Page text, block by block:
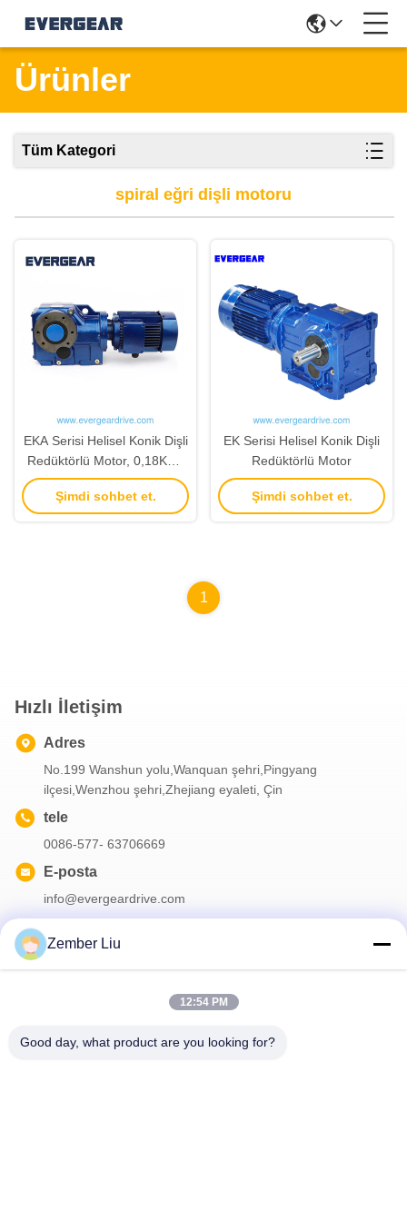
Ürünler
Tüm Kategori
spiral eğri dişli motoru
EKA Serisi Helisel Konik Dişli
Redüktörlü Motor, 0,18KW-
200KW Güç Aralığı ve 5-
33000 Oran Aralığı, Boş Şaft
Şimdi sohbet et.
EK Serisi Helisel Konik Dişli
Redüktörlü Motor
Şimdi sohbet et.
1
Hızlı İletişim
Adres
No.199 Wanshun yolu,Wanquan şehri,Pingyang
ilçesi,Wenzhou şehri,Zhejiang eyaleti, Çin
tele
0086-577- 63706669
E-posta
info@evergeardrive.com
Zember Liu
12:54 PM
Good day, what product are you looking for?